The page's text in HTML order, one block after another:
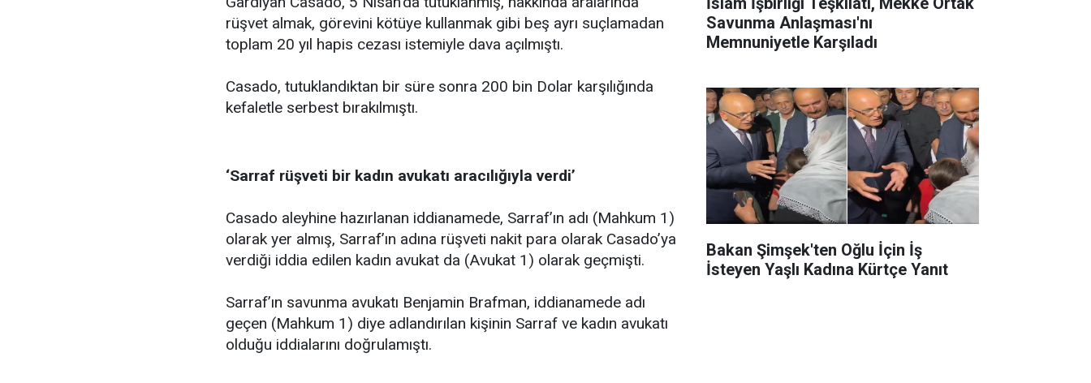
rüşvet almak, görevini kötüye kullanmak gibi beş ayrı suçlamadan
toplam 20 yıl hapis cezası istemiyle dava açılmıştı.
Casado, tutuklandıktan bir süre sonra 200 bin Dolar karşılığında
kefaletle serbest bırakılmıştı.
‘Sarraf rüşveti bir kadın avukatı aracılığıyla verdi’
Casado aleyhine hazırlanan iddianamede, Sarraf’ın adı (Mahkum 1)
olarak yer almış, Sarraf’ın adına rüşveti nakit para olarak Casado’ya
verdiği iddia edilen kadın avukat da (Avukat 1) olarak geçmişti.
Sarraf’ın savunma avukatı Benjamin Brafman, iddianamede adı
geçen (Mahkum 1) diye adlandırılan kişinin Sarraf ve kadın avukatı
olduğu iddialarını doğrulamıştı.
Savunma Anlaşması'nı
Memnuniyetle Karşıladı
Bakan Şimşek'ten Oğlu İçin İş
İsteyen Yaşlı Kadına Kürtçe Yanıt